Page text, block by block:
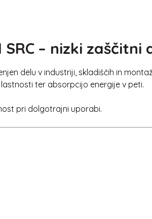
SRC – nizki
delu v industriji, skladiščih in
ter absorpcijo energije v peti.
pri dolgotrajni uporabi.